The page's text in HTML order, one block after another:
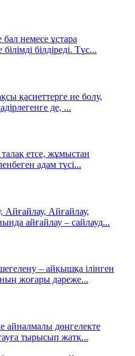
немесе ұстара
білдіреді. Түс...
қасиеттерге ие болу,
де, ...
талақ етсе, жұмыстан
адам түсі...
Айғайлау,
айғайлау – сайлауд...
– айқышқа ілінген
жоғары дәреже...
айналмалы дөңгелекте
тырысып жатқ...